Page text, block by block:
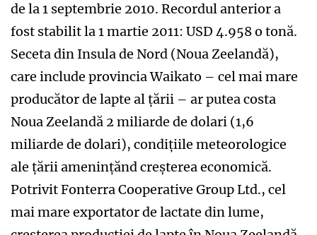
de la 1 septembrie 2010. Recordul anterior a
fost stabilit la 1 martie 2011: USD 4.958 o tonă.
Seceta din Insula de Nord (Noua Zeelandă),
care include provincia Waikato – cel mai mare
producător de lapte al țării – ar putea costa
Noua Zeelandă 2 miliarde de dolari (1,6
miliarde de dolari), condițiile meteorologice
ale țării amenințănd creșterea economică.
Potrivit Fonterra Cooperative Group Ltd., cel
mai mare exportator de lactate din lume,